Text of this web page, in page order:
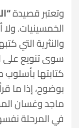
وتعتبر قصيدة
الخمسينيات.
والنثرية التي
سوى تنويع على
كتابتها
بوضوح، إذا ما
ماجد وغسان
في المرحلة